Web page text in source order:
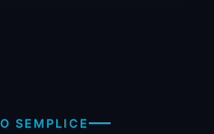
SEMPLICE